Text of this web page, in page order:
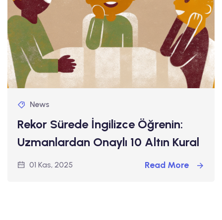
News
Rekor Sürede İngilizce Öğrenin:
Uzmanlardan Onaylı 10 Altın Kural
01 Kas, 2025 Read More